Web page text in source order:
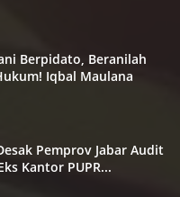
Berpidato, Beranilah
Iqbal Maulana
Pemprov Jabar Audit
Kantor PUPR...